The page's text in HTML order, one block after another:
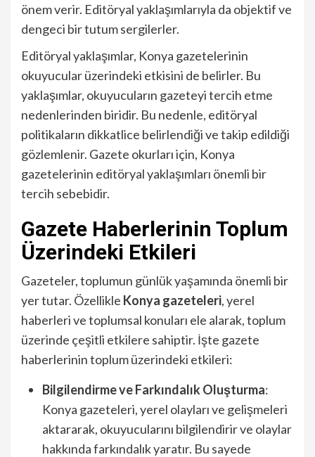
önem verir. Editöryal yaklaşımlarıyla da objektif ve
dengeci bir tutum sergilerler.
Editöryal yaklaşımlar, Konya gazetelerinin
okuyucular üzerindeki etkisini de belirler. Bu
yaklaşımlar, okuyucuların gazeteyi tercih etme
nedenlerinden biridir. Bu nedenle, editöryal
politikaların dikkatlice belirlendiği ve takip edildiği
gözlemlenir. Gazete okurları için, Konya
gazetelerinin editöryal yaklaşımları önemli bir
tercih sebebidir.
Gazete Haberlerinin Toplum
Üzerindeki Etkileri
Gazeteler, toplumun günlük yaşamında önemli bir
yer tutar. Özellikle Konya gazeteleri, yerel
haberleri ve toplumsal konuları ele alarak, toplum
üzerinde çeşitli etkilere sahiptir. İşte gazete
haberlerinin toplum üzerindeki etkileri:
Bilgilendirme ve Farkındalık Oluşturma:
Konya gazeteleri, yerel olayları ve gelişmeleri
aktararak, okuyucularını bilgilendirir ve olaylar
hakkında farkındalık yaratır. Bu sayede